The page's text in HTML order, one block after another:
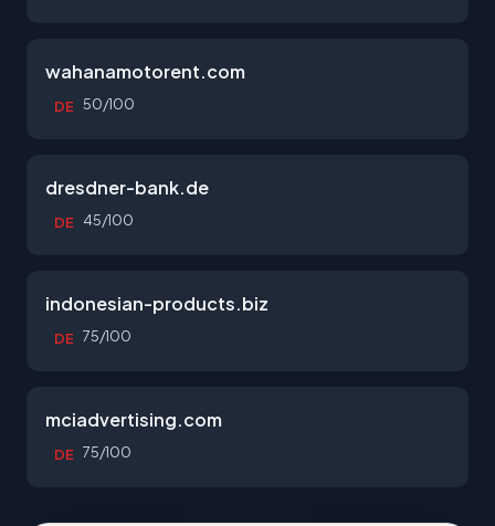
wahanamotorent.com
DE 50/100
dresdner-bank.de
DE 45/100
indonesian-products.biz
DE 75/100
mciadvertising.com
DE 75/100